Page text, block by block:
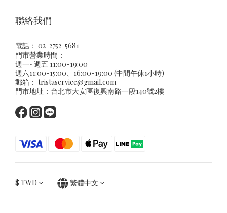
聯絡我們
電話： 02-2752-5681
門市營業時間：
週一~週五 11:00-19:00
週六11:00-15:00、16:00-19:00 (中間午休1小時)
郵箱： tristaservice@gmail.com
門市地址：台北市大安區復興南路一段140號2樓
$ TWD 繁體中文